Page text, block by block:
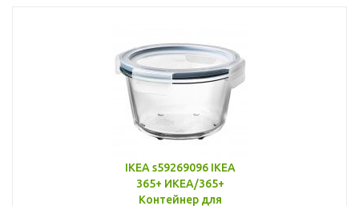
IKEA s59269096 IKEA
365+ ИКЕА/365+
Контейнер для